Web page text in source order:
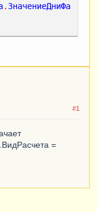
. ЗначениеДниФа
,
#1
=